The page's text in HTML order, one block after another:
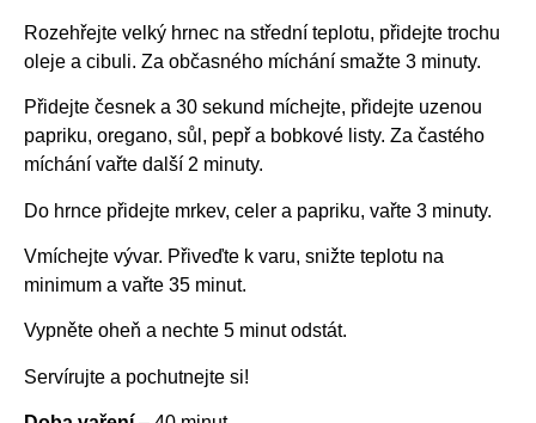
Rozehřejte velký hrnec na střední teplotu, přidejte trochu
oleje a cibuli. Za občasného míchání smažte 3 minuty.
Přidejte česnek a 30 sekund míchejte, přidejte uzenou
papriku, oregano, sůl, pepř a bobkové listy. Za častého
míchání vařte další 2 minuty.
Do hrnce přidejte mrkev, celer a papriku, vařte 3 minuty.
Vmíchejte vývar. Přiveďte k varu, snižte teplotu na
minimum a vařte 35 minut.
Vypněte oheň a nechte 5 minut odstát.
Servírujte a pochutnejte si!